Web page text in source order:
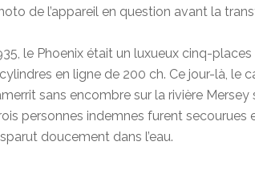
de l’appareil en question avant la
le Phoenix était un luxueux cinq-
en ligne de 200 ch. Ce jour-là, le
sans encombre sur la rivière
personnes indemnes furent secourues
doucement dans l’eau.